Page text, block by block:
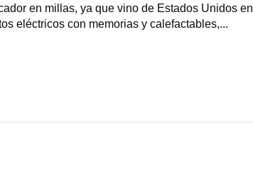
en millas, ya que vino de Estados Unidos en
eléctricos con memorias y calefactables,...